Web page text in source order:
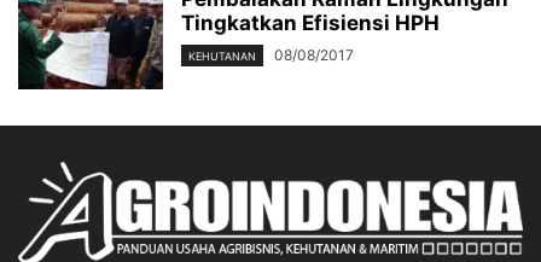
Tingkatkan Efisiensi HPH
KEHUTANAN 08/08/2017